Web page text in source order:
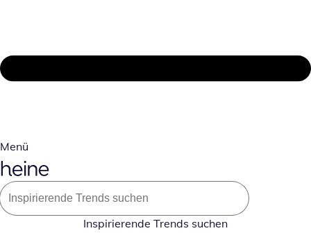
Menü
Inspirierende Trends suchen